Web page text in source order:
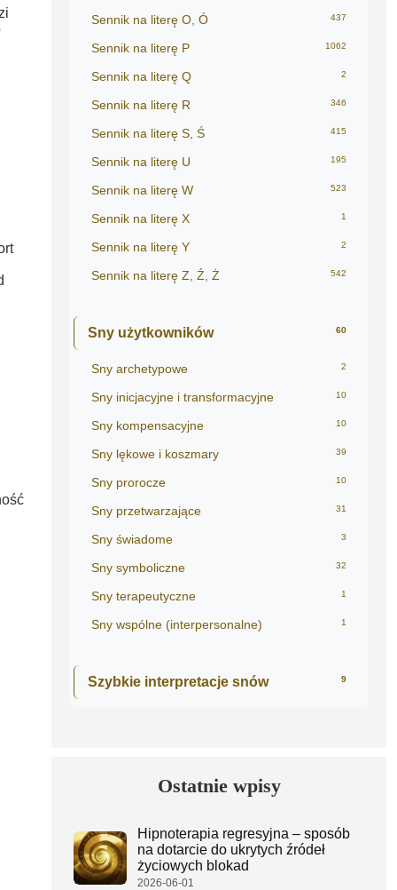
Sennik na literę O, Ó 437
Sennik na literę P 1062
Sennik na literę Q 2
Sennik na literę R 346
Sennik na literę S, Ś 415
Sennik na literę U 195
Sennik na literę W 523
Sennik na literę X 1
Sennik na literę Y 2
Sennik na literę Z, Ź, Ż 542
Sny użytkowników 60
Sny archetypowe 2
Sny inicjacyjne i transformacyjne 10
Sny kompensacyjne 10
Sny lękowe i koszmary 39
Sny prorocze 10
Sny przetwarzające 31
Sny świadome 3
Sny symboliczne 32
Sny terapeutyczne 1
Sny wspólne (interpersonalne) 1
Szybkie interpretacje snów 9
Ostatnie wpisy
Hipnoterapia regresyjna – sposób
na dotarcie do ukrytych źródeł
życiowych blokad
2026-06-01